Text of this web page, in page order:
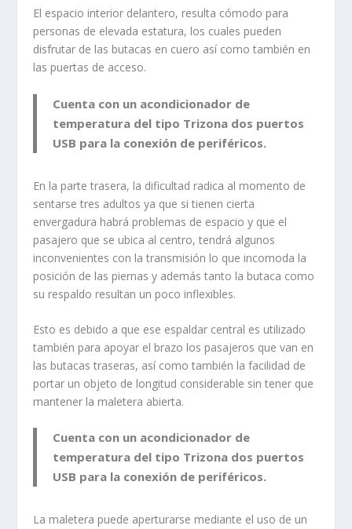
El espacio interior delantero, resulta cómodo para
personas de elevada estatura, los cuales pueden
disfrutar de las butacas en cuero así como también en
las puertas de acceso.
Cuenta con un acondicionador de
temperatura del tipo Trizona dos puertos
USB para la conexión de periféricos.
En la parte trasera, la dificultad radica al momento de
sentarse tres adultos ya que si tienen cierta
envergadura habrá problemas de espacio y que el
pasajero que se ubica al centro, tendrá algunos
inconvenientes con la transmisión lo que incomoda la
posición de las piernas y además tanto la butaca como
su respaldo resultan un poco inflexibles.
Esto es debido a que ese espaldar central es utilizado
también para apoyar el brazo los pasajeros que van en
las butacas traseras, así como también la facilidad de
portar un objeto de longitud considerable sin tener que
mantener la maletera abierta.
Cuenta con un acondicionador de
temperatura del tipo Trizona dos puertos
USB para la conexión de periféricos.
La maletera puede aperturarse mediante el uso de un